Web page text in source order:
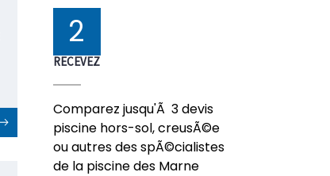
2
RECEVEZ
Comparez jusqu'Ã 3 devis
piscine hors-sol, creusÃ©e
ou autres des spÃ©cialistes
de la piscine des Marne